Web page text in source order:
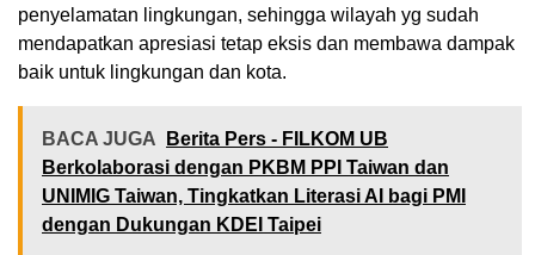
penyelamatan lingkungan, sehingga wilayah yg sudah
mendapatkan apresiasi tetap eksis dan membawa dampak
baik untuk lingkungan dan kota.
BACA JUGA
Berita Pers - FILKOM UB
Berkolaborasi dengan PKBM PPI Taiwan dan
UNIMIG Taiwan, Tingkatkan Literasi AI bagi PMI
dengan Dukungan KDEI Taipei